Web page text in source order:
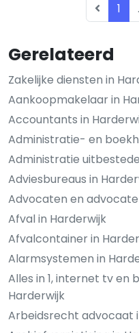
Gerelateerd
Zakelijke diensten in
Aankoopmakelaar in
Accountants in
Administratie- en
Administratie
Adviesbureaus in
Advocaten en
Afval in Harderwijk
Afvalcontainer in
Alarmsystemen in
Alles in 1, internet tv en
Harderwijk
Arbeidsrecht advocaat
1